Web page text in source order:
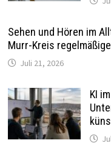
Sehen und Hören im
Murr-Kreis
Juli 21, 2026
KI